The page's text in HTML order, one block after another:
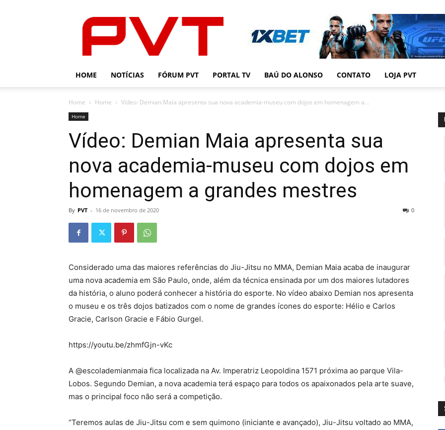
HOME NOTÍCIAS FÓRUM PVT PORTAL TV BAÚ DO ALONSO CONTATO LOJA PVT
Home Home Vídeo: Demian Maia apresenta sua nova academia-museu com dojos em homenagem a...
Home
Vídeo: Demian Maia apresenta sua
nova academia-museu com dojos em
homenagem a grandes mestres
By PVT - 16 de novembro de 2020 0
Considerado uma das maiores referências do Jiu-Jitsu no MMA, Demian Maia acaba de inaugurar
uma nova academia em São Paulo, onde, além da técnica ensinada por um dos maiores lutadores
da história, o aluno poderá conhecer a história do esporte. No vídeo abaixo Demian nos apresenta
o museu e os três dojos batizados com o nome de grandes ícones do esporte: Hélio e Carlos
Gracie, Carlson Gracie e Fábio Gurgel.
https://youtu.be/zhmfGjn-vKc
A @escolademianmaia fica localizada na Av. Imperatriz Leopoldina 1571 próxima ao parque Vila-
Lobos. Segundo Demian, a nova academia terá espaço para todos os apaixonados pela arte suave,
mas o principal foco não será a competição.
“Teremos aulas de Jiu-Jitsu com e sem quimono (iniciante e avançado), Jiu-Jitsu voltado ao MMA,